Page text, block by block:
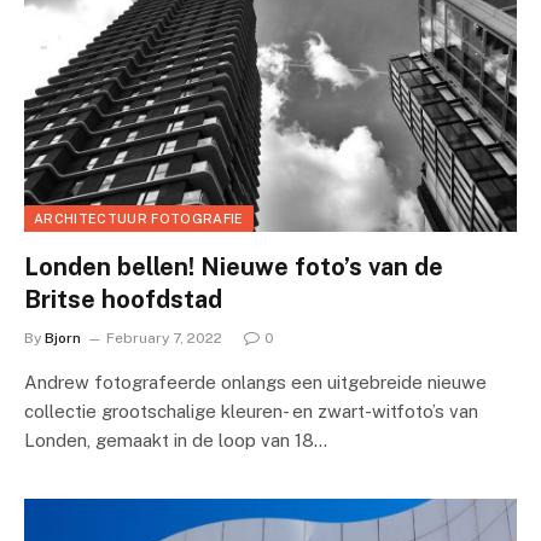
ARCHITECTUUR FOTOGRAFIE
Londen bellen! Nieuwe foto’s van de
Britse hoofdstad
By Bjorn February 7, 2022 0
Andrew fotografeerde onlangs een uitgebreide nieuwe
collectie grootschalige kleuren- en zwart-witfoto’s van
Londen, gemaakt in de loop van 18…